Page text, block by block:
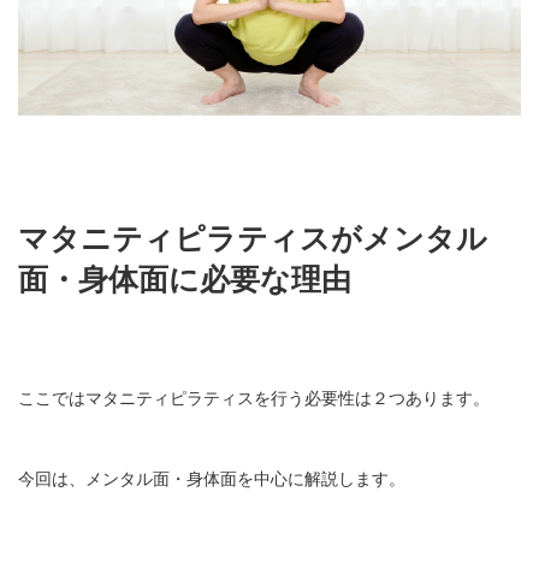
マタニティピラティスがメンタル
面・身体面に必要な理由
ここではマタニティピラティスを行う必要性は２つあります。
今回は、メンタル面・身体面を中心に解説します。